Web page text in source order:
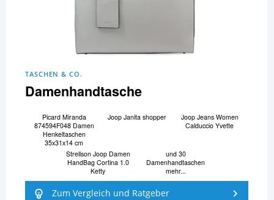
TASCHEN & CO.
Damenhandtasche
Picard Miranda
874594F048 Damen
Henkeltaschen
35x31x14 cm
Joop Janita shopper
Joop Jeans Women
Calduccio Yvette
Strellson Joop Damen
HandBag Cortina 1.0
Ketty
und 30
Damenhandtaschen
mehr...
Zum Vergleich und Ratgeber